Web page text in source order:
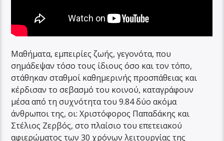
Μαθήματα, εμπειρίες ζωής, γεγονότα, που
σημάδεψαν τόσο τους ίδιους όσο και τον τόπο,
στάθηκαν σταθμοί καθημερινής προσπάθειας και
κέρδισαν το σεβασμό του κοινού, καταγράφουν
μέσα από τη συχνότητα του 9.84 δύο ακόμα
άνθρωποι της, οι: Χριστόφορος Παπαδάκης και
Στέλιος Ζερβός, στο πλαίσιο του επετειακού
αφιερώματος των 30 χρόνων λειτουργίας της